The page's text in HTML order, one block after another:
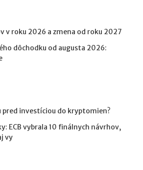
v roku 2026 a zmena od roku 2027
dôchodku od augusta 2026:
investíciou do kryptomien?
ECB vybrala 10 finálnych návrhov,
vy